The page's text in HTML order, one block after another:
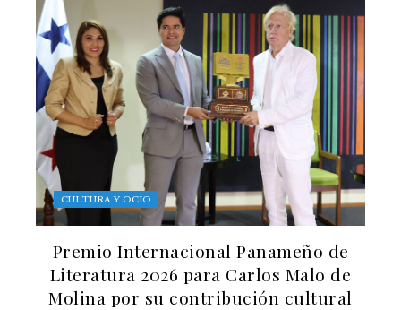
CULTURA Y OCIO
Premio Internacional Panameño de
Literatura 2026 para Carlos Malo de
Molina por su contribución cultural